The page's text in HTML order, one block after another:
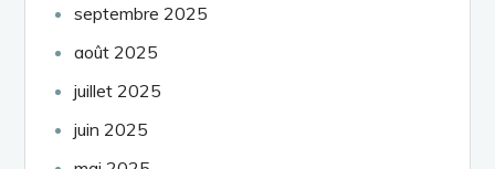
septembre 2025
août 2025
juillet 2025
juin 2025